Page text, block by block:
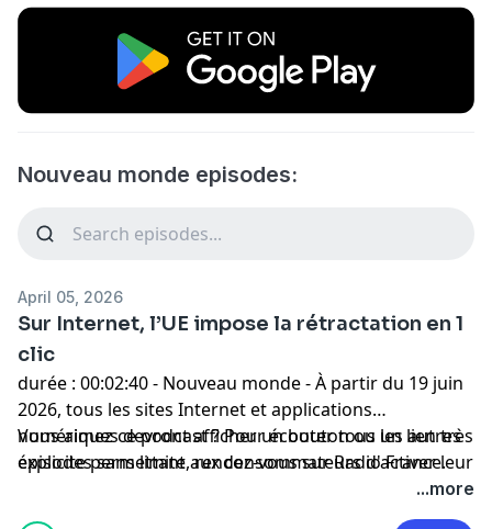
Nouveau monde episodes:
April 05, 2026
Sur Internet, l’UE impose la rétractation en 1
clic
durée : 00:02:40 - Nouveau monde - À partir du 19 juin
2026, tous les sites Internet et applications
numériques devront afficher un bouton ou un lien très
explicite permettant aux consommateurs d'activer leur
droit à se rétracter après un achat ou la signature d'un
Vous aimez ce podcast ? Pour écouter tous les autres
épisodes sans limite, rendez-vous surRadio France.
...more